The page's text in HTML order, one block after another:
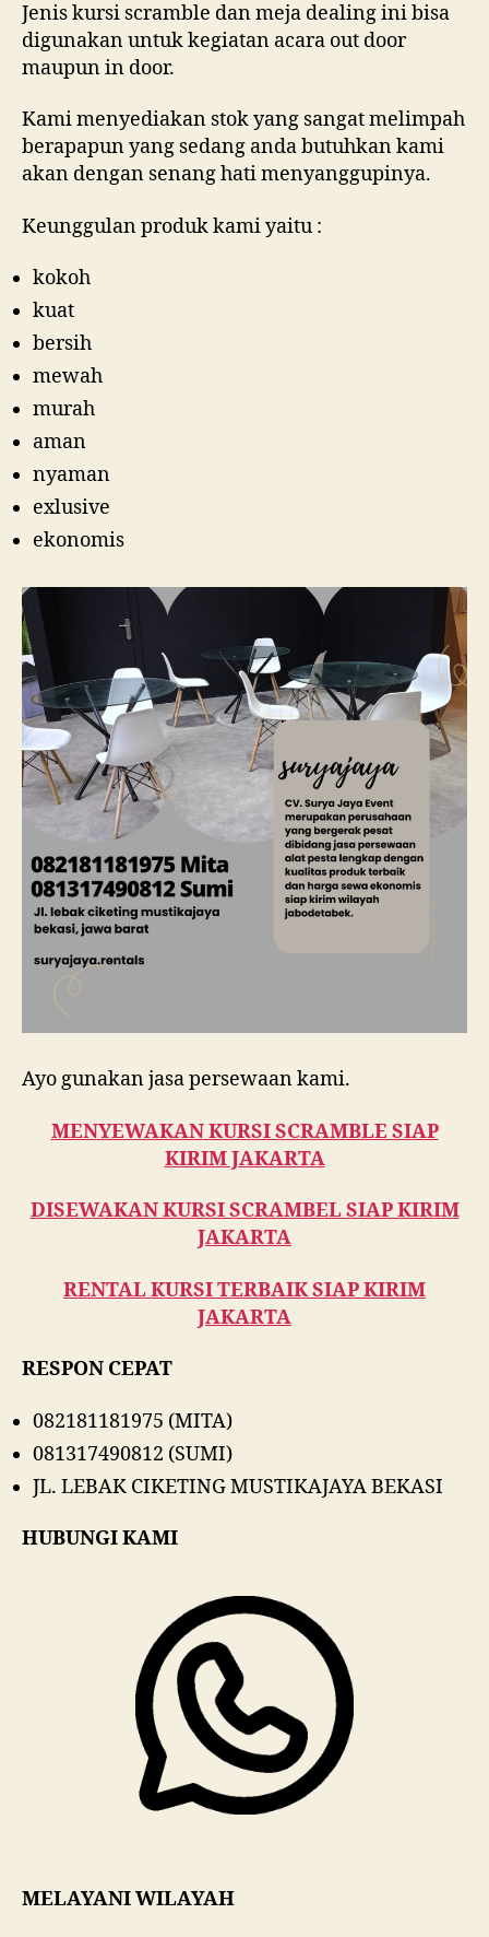
Jenis kursi scramble dan meja dealing ini bisa
digunakan untuk kegiatan acara out door
maupun in door.
Kami menyediakan stok yang sangat melimpah
berapapun yang sedang anda butuhkan kami
akan dengan senang hati menyanggupinya.
Keunggulan produk kami yaitu :
kokoh
kuat
bersih
mewah
murah
aman
nyaman
exlusive
ekonomis
Ayo gunakan jasa persewaan kami.
MENYEWAKAN KURSI SCRAMBLE SIAP
KIRIM JAKARTA
DISEWAKAN KURSI SCRAMBEL SIAP KIRIM
JAKARTA
RENTAL KURSI TERBAIK SIAP KIRIM
JAKARTA
RESPON CEPAT
082181181975 (MITA)
081317490812 (SUMI)
JL. LEBAK CIKETING MUSTIKAJAYA BEKASI
HUBUNGI KAMI
MELAYANI WILAYAH